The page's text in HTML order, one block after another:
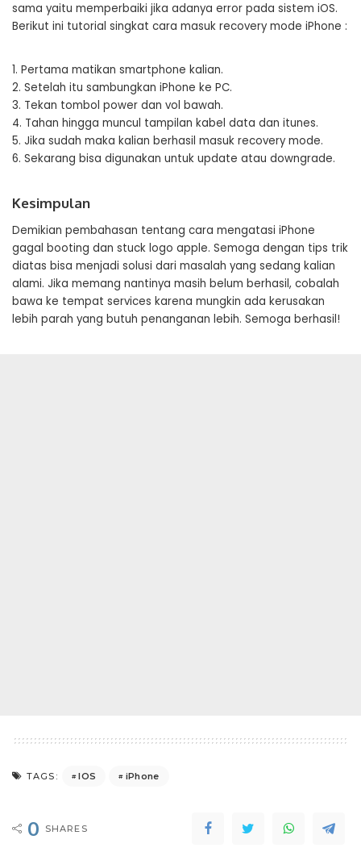
sama yaitu memperbaiki jika adanya error pada sistem iOS.
Berikut ini tutorial singkat cara masuk recovery mode iPhone :
1. Pertama matikan smartphone kalian.
2. Setelah itu sambungkan iPhone ke PC.
3. Tekan tombol power dan vol bawah.
4. Tahan hingga muncul tampilan kabel data dan itunes.
5. Jika sudah maka kalian berhasil masuk recovery mode.
6. Sekarang bisa digunakan untuk update atau downgrade.
Kesimpulan
Demikian pembahasan tentang cara mengatasi iPhone
gagal booting dan stuck logo apple. Semoga dengan tips trik
diatas bisa menjadi solusi dari masalah yang sedang kalian
alami. Jika memang nantinya masih belum berhasil, cobalah
bawa ke tempat services karena mungkin ada kerusakan
lebih parah yang butuh penanganan lebih. Semoga berhasil!
TAGS: IOS iPhone
0 SHARES